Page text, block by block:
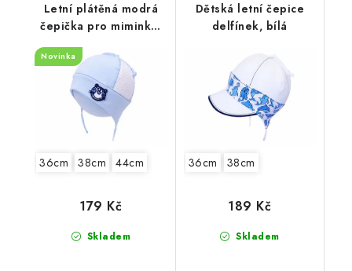
Letní plátěná modrá
čepička pro miminko,
kocourek
Novinka
36cm 38cm 44cm
Skladem
179 Kč
Dětská letní čepice
delfínek, bílá
36cm 38cm
Skladem
189 Kč